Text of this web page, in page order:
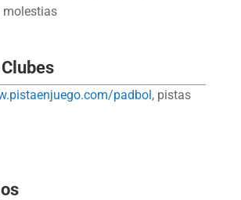
molestias
padbol , pistas